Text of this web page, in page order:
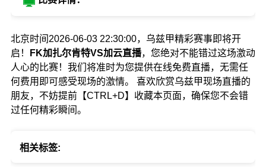
北京时间2026-06-03 22:30:00，乌兹甲精彩赛事即将开
启！
FK加扎尔肯特VS加云直播，您绝对不能错过这场激动
人心的比赛！我们将准时为您提供在线免费直播，无需任
何费用即可感受现场的激情。 喜欢欣赏乌兹甲现场直播的
朋友，不妨提前【CTRL+D】收藏本页面，确保您不会错
过任何精彩瞬间。
相关标签: